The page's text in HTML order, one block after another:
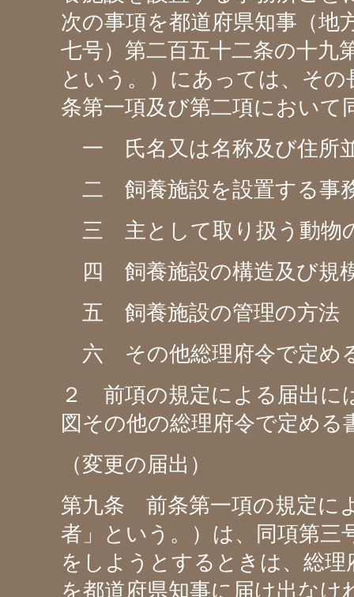
次の事項を都道府県知事（
七号）第二百五十二条の十九
という。）にあっては、そ
条第一項及び第二項におい
一 氏名又は名称及び住所
二 飼養施設を設置する事
三 主として取り扱う動物
四 飼養施設の構造及び規
五 飼養施設の管理の方法
六 その他総理府令で定め
２ 前項の規定による届出に
図その他の総理府令で定め
（変更の届出）
第九条 前条第一項の規定に
者」という。）は、同項第三
をしようとするときは、総
を都道府県知事に届け出な